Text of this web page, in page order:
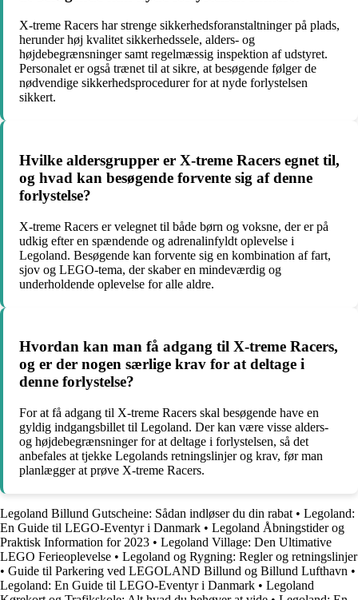
X-treme Racers har strenge sikkerhedsforanstaltninger på plads,
herunder høj kvalitet sikkerhedssele, alders- og
højdebegrænsninger samt regelmæssig inspektion af udstyret.
Personalet er også trænet til at sikre, at besøgende følger de
nødvendige sikkerhedsprocedurer for at nyde forlystelsen
sikkert.
Hvilke aldersgrupper er X-treme Racers egnet til,
og hvad kan besøgende forvente sig af denne
forlystelse?
X-treme Racers er velegnet til både børn og voksne, der er på
udkig efter en spændende og adrenalinfyldt oplevelse i
Legoland. Besøgende kan forvente sig en kombination af fart,
sjov og LEGO-tema, der skaber en mindeværdig og
underholdende oplevelse for alle aldre.
Hvordan kan man få adgang til X-treme Racers,
og er der nogen særlige krav for at deltage i
denne forlystelse?
For at få adgang til X-treme Racers skal besøgende have en
gyldig indgangsbillet til Legoland. Der kan være visse alders-
og højdebegrænsninger for at deltage i forlystelsen, så det
anbefales at tjekke Legolands retningslinjer og krav, før man
planlægger at prøve X-treme Racers.
Legoland Billund Gutscheine: Sådan indløser du din rabat • Legoland:
En Guide til LEGO-Eventyr i Danmark • Legoland Åbningstider og
Praktisk Information for 2023 • Legoland Village: Den Ultimative
LEGO Ferieoplevelse • Legoland og Rygning: Regler og retningslinjer
• Guide til Parkering ved LEGOLAND Billund og Billund Lufthavn •
Legoland: En Guide til LEGO-Eventyr i Danmark • Legoland